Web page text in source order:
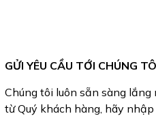
GỬI YÊU CẦU TỚI CHÚNG
Chúng tôi luôn sẵn sàng
từ Quý khách hàng, hãy nhập